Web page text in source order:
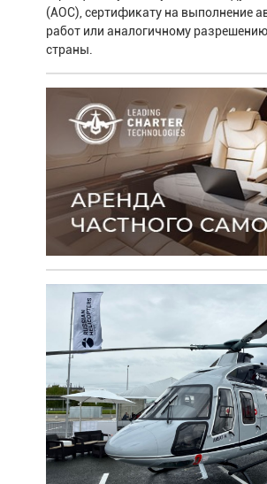
(AOC), сертификату на выполнение
работ или аналогичному
страны.